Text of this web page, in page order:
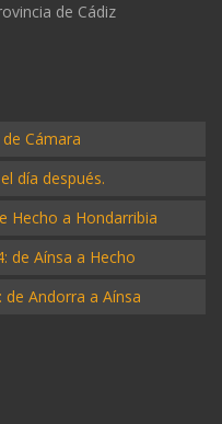
de Cádiz
Cámara
día después.
Hecho a Hondarribia
de Aínsa a Hecho
de Andorra a Aínsa